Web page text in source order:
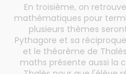
En troisième, on
mathématiques pour
plusieurs thèmes
Pythagore et sa
et le théorème de
maths présente aussi la